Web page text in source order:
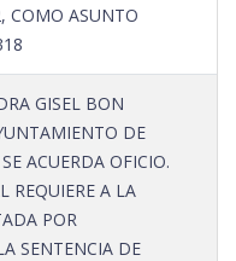
COMO ASUNTO
GISEL BON
DE
ACUERDA OFICIO.
REQUIERE A LA
POR
SENTENCIA DE